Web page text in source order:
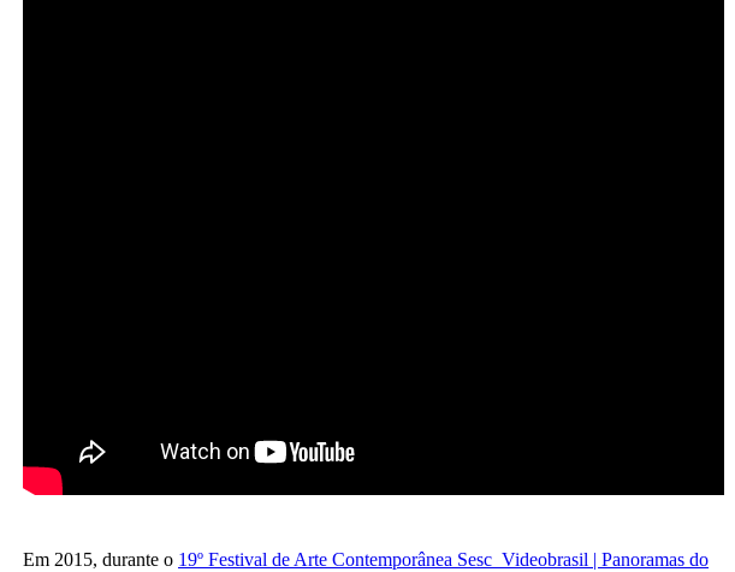
Em 2015, durante o 19º Festival de Arte Contemporânea Sesc_Videobrasil | Panoramas do